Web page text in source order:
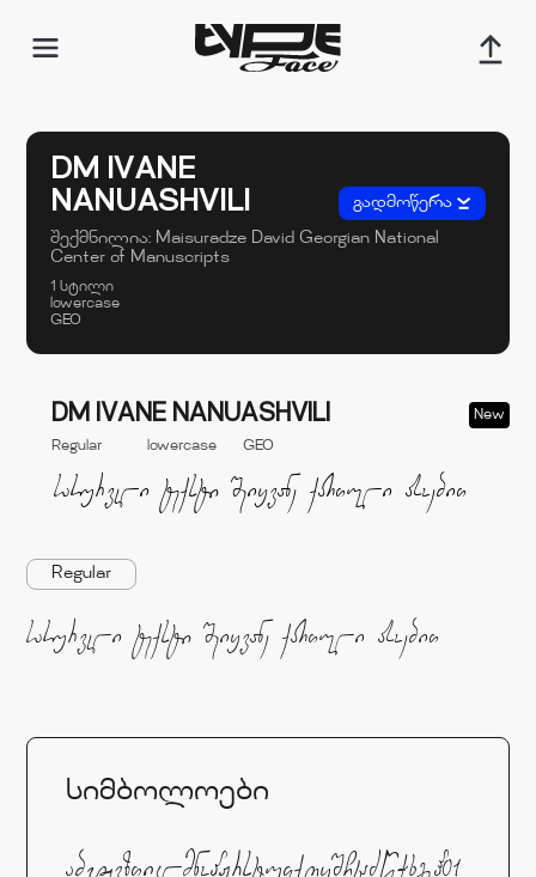
DM IVANE
NANUASHVILI
გადმოწერა
შექმნილია: Maisuradze David Georgian National
Center of Manuscripts
1 სტილი
lowercase
GEO
DM IVANE NANUASHVILI New
Regular lowercase GEO
Regular
სასურველი ტექსტი შეიყვანე ქართული ასოებით
სიმბოლოები